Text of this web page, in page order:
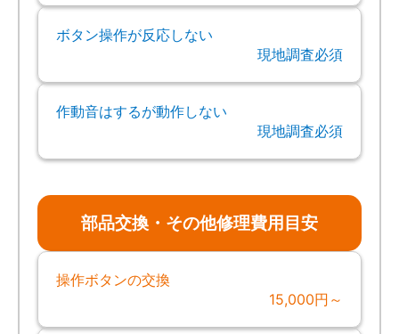
ボタン操作が反応しない
現地調査必須
作動音はするが動作しない
現地調査必須
部品交換・その他修理費用目安
操作ボタンの交換
15,000円～